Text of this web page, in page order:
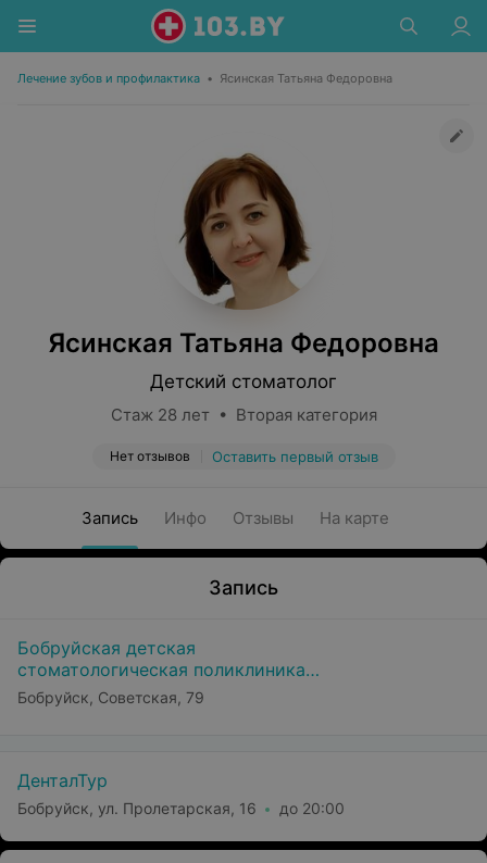
Лечение зубов и профилактика • Ясинская Татьяна Федоровна
Ясинская Татьяна Федоровна
Детский стоматолог
Стаж 28 лет • Вторая категория
Нет отзывов Оставить первый отзыв
Запись Инфо Отзывы На карте
Запись
Бобруйская детская
стоматологическая поликлиника
(филиал УЗ БГСП №1)
Бобруйск, Советская, 79
ДенталТур
Бобруйск, ул. Пролетарская, 16 до 20:00